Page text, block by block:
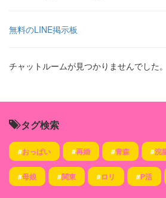
無料のLINE掲示板
チャットルームが見つかりませんでした。
タグ検索
#おっぱい #再婚 #青森 #浣
#母娘 #関東 #ロリ #P活